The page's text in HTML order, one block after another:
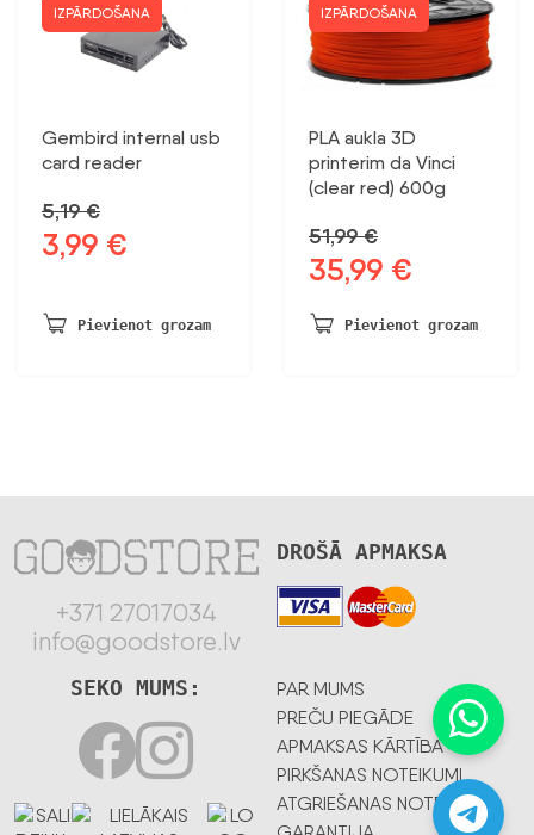
IZPĀRDOŠANA
Gembird internal usb
card reader
5,19€
Sākotnējā
5,19 €.
3,99 €
3,99 €.
Pievienot grozam
IZPĀRDOŠANA
PLA aukla 3D
printerim da Vinci
(clear red) 600g
51,99€
Sākotnējā
bija:
35,99 €
ir:
Pievienot grozam
+371 27017034
info@goodstore.lv
DROŠĀ APMAKSA
PAR MUMS
PREČU PIEGĀDE
APMAKSAS KĀRTĪBA
PIRKŠANAS NOTEIKUMI
ATGRIEŠANAS NOTEIKUMI
SEKO MUMS: